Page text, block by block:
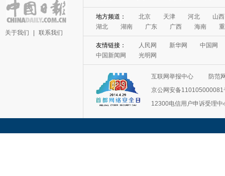
关于我们 联系我们
地方频道： 北京 天津 河北
山西
湖北
湖南 广东 广西 海南
友情链接： 人民网 新华网
中国网
中国新闻网
光明网
互联网举报中心
防范
京公网安备110105000081
12300电信用户申诉受理中